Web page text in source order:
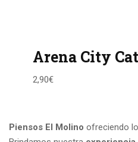
Arena City
2,90€
Piensos El Molino ofreciendo